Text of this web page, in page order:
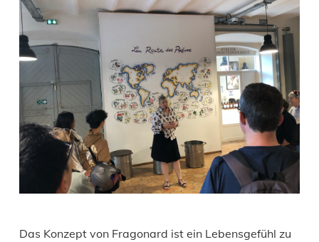
Das Konzept von Fragonard ist ein Lebensgefühl zu